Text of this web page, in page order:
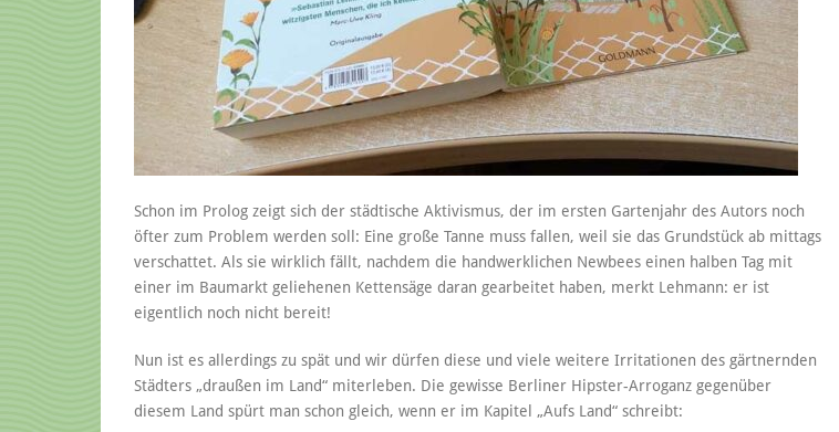
Schon im Prolog zeigt sich der städtische Aktivismus, der im ersten Gartenjahr des Autors noch
öfter zum Problem werden soll: Eine große Tanne muss fallen, weil sie das Grundstück ab mittags
verschattet. Als sie wirklich fällt, nachdem die handwerklichen Newbees einen halben Tag mit
einer im Baumarkt geliehenen Kettensäge daran gearbeitet haben, merkt Lehmann: er ist
eigentlich noch nicht bereit!
Nun ist es allerdings zu spät und wir dürfen diese und viele weitere Irritationen des gärtnernden
Städters „draußen im Land“ miterleben. Die gewisse Berliner Hipster-Arroganz gegenüber
diesem Land spürt man schon gleich, wenn er im Kapitel „Aufs Land“ schreibt: